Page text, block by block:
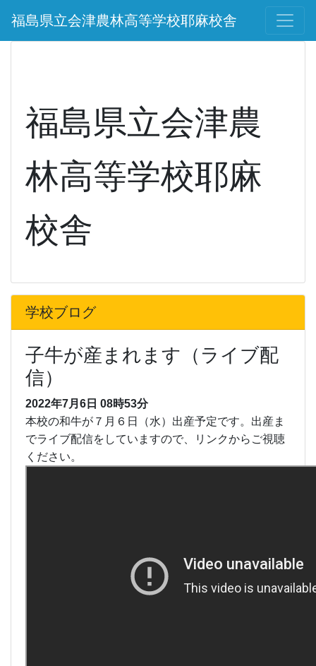
福島県立会津農林高等学校耶麻校舎
福島県立会津農
林高等学校耶麻
校舎
学校ブログ
子牛が産まれます（ライブ配
信）
2022年7月6日 08時53分
本校の和牛が７月６日（水）出産予定です。出産ま
でライブ配信をしていますので、リンクからご視聴
ください。